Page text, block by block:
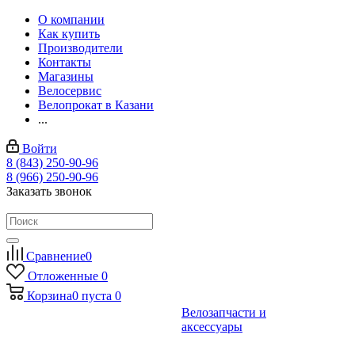
О компании
Как купить
Производители
Контакты
Магазины
Велосервис
Велопрокат в Казани
...
Войти
8 (843) 250-90-96
8 (966) 250-90-96
Заказать звонок
Сравнение0
Отложенные 0
Корзина0 пуста 0
Велозапчасти и
аксессуары